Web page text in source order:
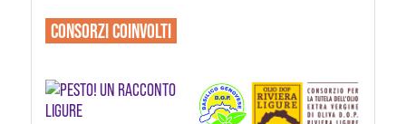
CONSORZICOINVOLTI